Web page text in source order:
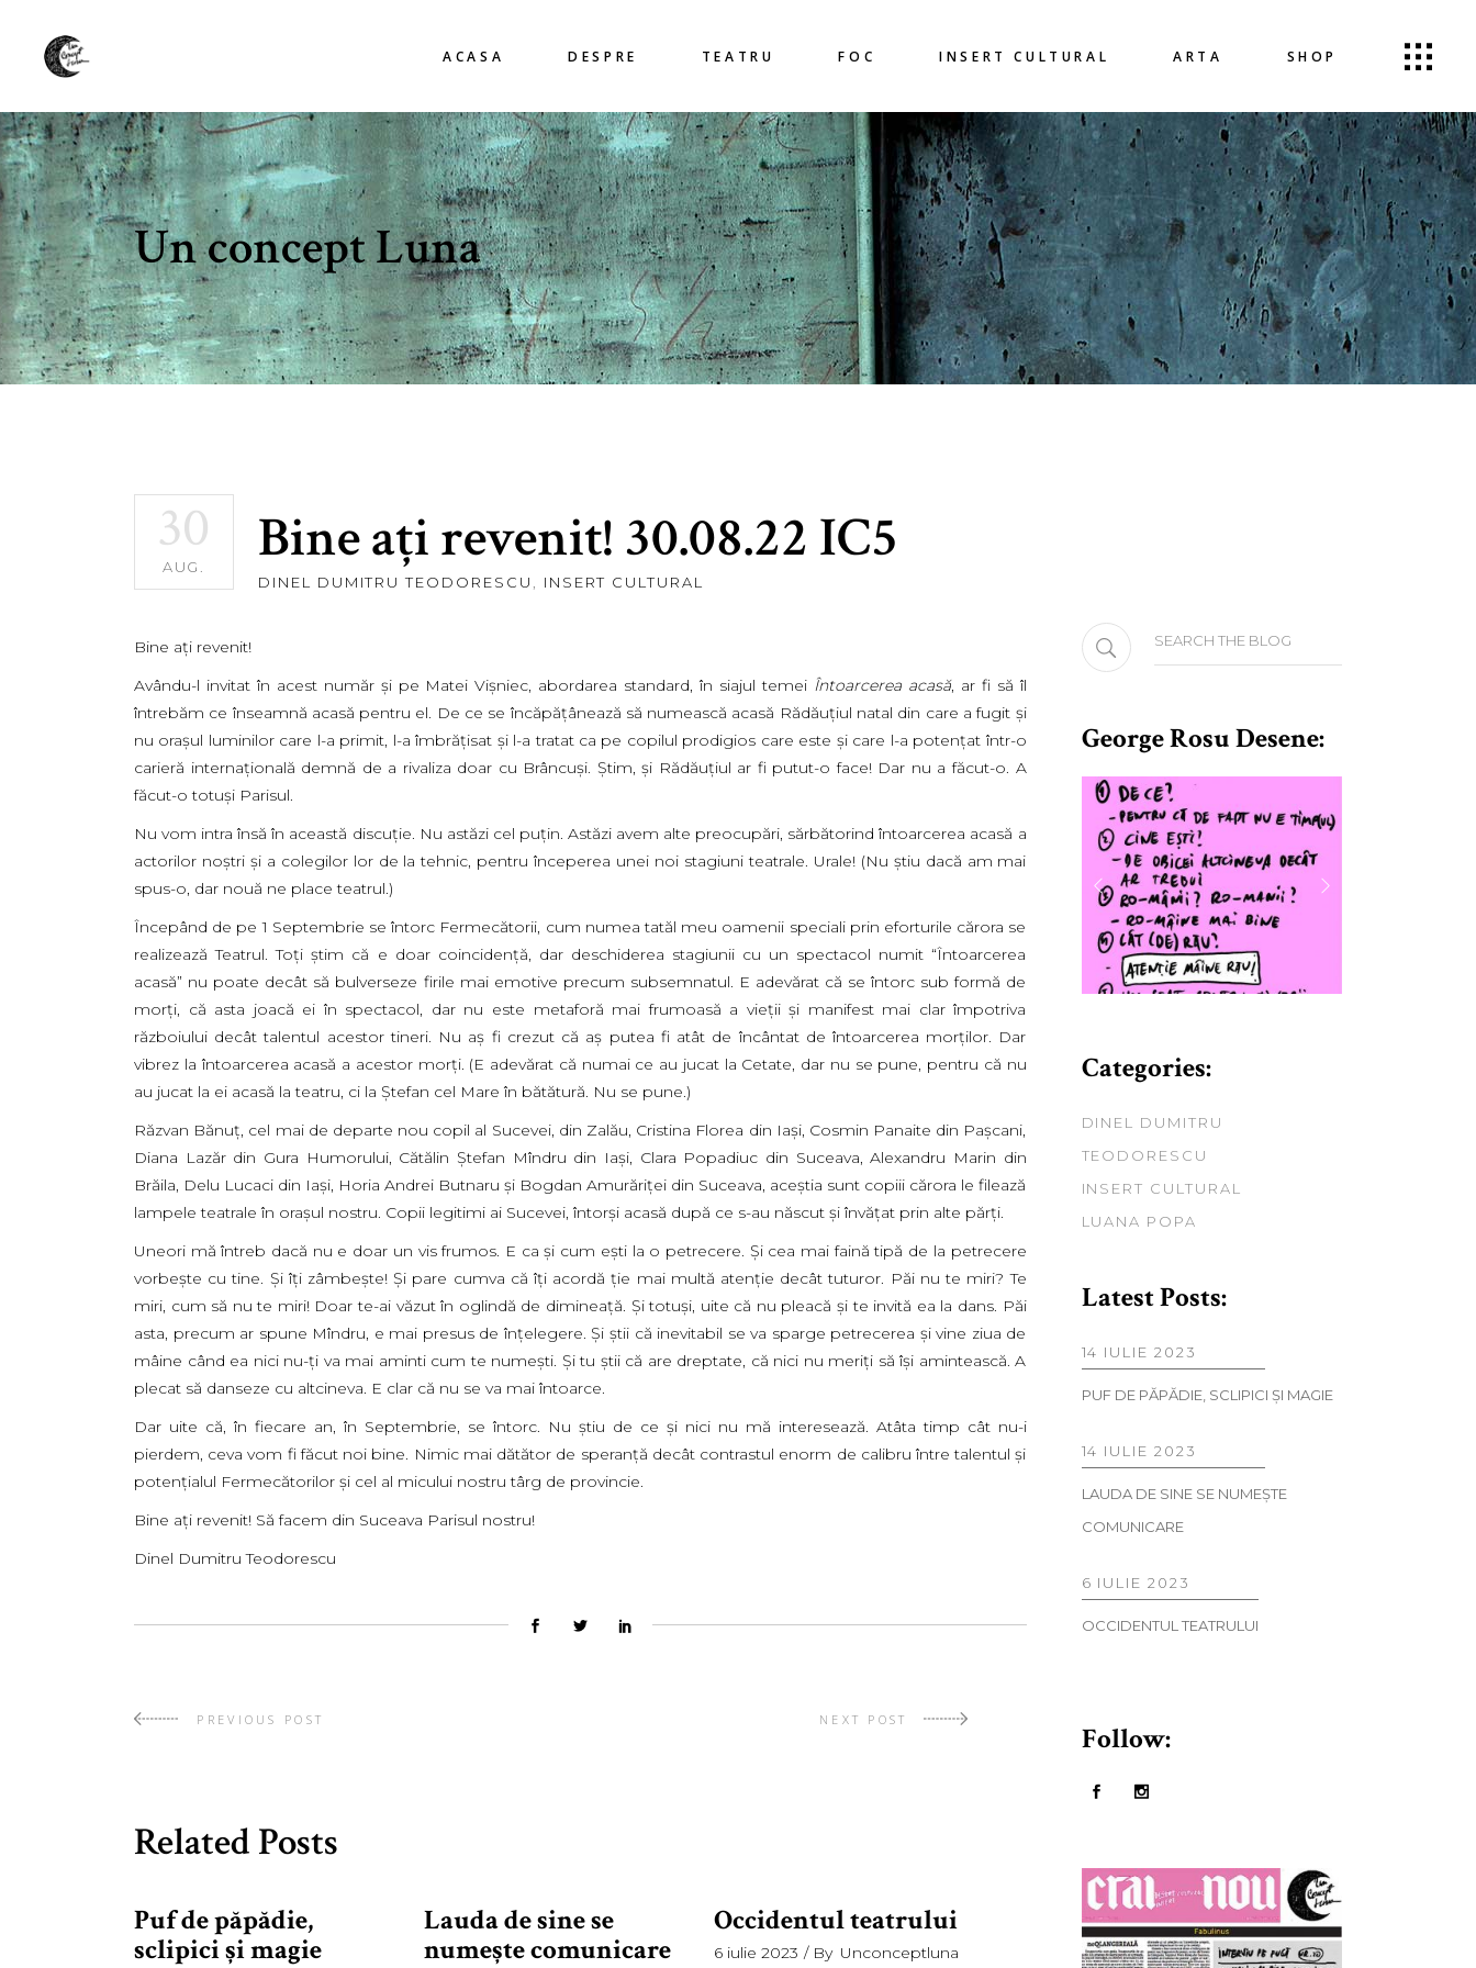
ACASA DESPRE TEATRU FOC INSERT CULTURAL ARTA SHOP
Un concept Luna
30
AUG. Bine aţi revenit! 30.08.22 IC5
DINEL DUMITRU TEODORESCU INSERT CULTURAL
Bine aţi revenit!
Avându-l invitat în acest număr şi pe Matei Vişniec, abordarea standard, în siajul temei Întoarcerea acasă, ar fi să îl
întrebăm ce înseamnă acasă pentru el. De ce se încăpăţânează să numească acasă Rădăuţiul natal din care a fugit şi
nu oraşul luminilor care l-a primit, l-a îmbrăţisat şi l-a tratat ca pe copilul prodigios care este şi care l-a potenţat într-o
carieră internaţională demnă de a rivaliza doar cu Brâncuşi. Ştim, şi Rădăuţiul ar fi putut-o face! Dar nu a făcut-o. A
făcut-o totuşi Parisul.
Nu vom intra însă în această discuţie. Nu astăzi cel puţin. Astăzi avem alte preocupări, sărbătorind întoarcerea acasă a
actorilor noştri şi a colegilor lor de la tehnic, pentru începerea unei noi stagiuni teatrale. Urale! (Nu ştiu dacă am mai
spus-o, dar nouă ne place teatrul.)
Începând de pe 1 Septembrie se întorc Fermecătorii, cum numea tatăl meu oamenii speciali prin eforturile cărora se
realizează Teatrul. Toţi ştim că e doar coincidenţă, dar deschiderea stagiunii cu un spectacol numit “Întoarcerea
acasă” nu poate decât să bulverseze firile mai emotive precum subsemnatul. E adevărat că se întorc sub formă de
morţi, că asta joacă ei în spectacol, dar nu este metaforă mai frumoasă a vieţii şi manifest mai clar împotriva
războiului decât talentul acestor tineri. Nu aş fi crezut că aş putea fi atât de încântat de întoarcerea morţilor. Dar
vibrez la întoarcerea acasă a acestor morţi. (E adevărat că numai ce au jucat la Cetate, dar nu se pune, pentru că nu
au jucat la ei acasă la teatru, ci la Ştefan cel Mare în bătătură. Nu se pune.)
Răzvan Bănuţ, cel mai de departe nou copil al Sucevei, din Zalău, Cristina Florea din Iaşi, Cosmin Panaite din Paşcani,
Diana Lazăr din Gura Humorului, Cătălin Ştefan Mîndru din Iaşi, Clara Popadiuc din Suceava, Alexandru Marin din
Brăila, Delu Lucaci din Iaşi, Horia Andrei Butnaru şi Bogdan Amurăriței din Suceava, aceştia sunt copiii cărora le filează
lampele teatrale în oraşul nostru. Copii legitimi ai Sucevei, întorşi acasă după ce s-au născut şi învăţat prin alte părţi.
Uneori mă întreb dacă nu e doar un vis frumos. E ca şi cum eşti la o petrecere. Şi cea mai faină tipă de la petrecere
vorbeşte cu tine. Şi îţi zâmbeşte! Şi pare cumva că îţi acordă ţie mai multă atenţie decât tuturor. Păi nu te miri? Te
miri, cum să nu te miri! Doar te-ai văzut în oglindă de dimineaţă. Şi totuşi, uite că nu pleacă şi te invită ea la dans. Păi
asta, precum ar spune Mîndru, e mai presus de înţelegere. Şi ştii că inevitabil se va sparge petrecerea şi vine ziua de
mâine când ea nici nu-ţi va mai aminti cum te numeşti. Şi tu ştii că are dreptate, că nici nu meriţi să îşi amintească. A
plecat să danseze cu altcineva. E clar că nu se va mai întoarce.
Dar uite că, în fiecare an, în Septembrie, se întorc. Nu ştiu de ce şi nici nu mă interesează. Atâta timp cât nu-i
pierdem, ceva vom fi făcut noi bine. Nimic mai dătător de speranţă decât contrastul enorm de calibru între talentul şi
potenţialul Fermecătorilor şi cel al micului nostru târg de provincie.
Bine aţi revenit! Să facem din Suceava Parisul nostru!
Dinel Dumitru Teodorescu
PREVIOUS POST NEXT POST
Related Posts
Puf de păpădie,
sclipici şi magie
Lauda de sine se
numeşte comunicare
Occidentul teatrului
6 iulie 2023 By Unconceptluna
Search
for:
George Rosu Desene:
Categories:
DINEL DUMITRU
TEODORESCU
INSERT CULTURAL
LUANA POPA
Latest Posts:
14 IULIE 2023
PUF DE PĂPĂDIE, SCLIPICI ŞI MAGIE
14 IULIE 2023
LAUDA DE SINE SE NUMEŞTE
COMUNICARE
6 IULIE 2023
OCCIDENTUL TEATRULUI
Follow: